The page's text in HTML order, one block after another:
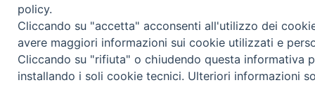
policy.
Cliccando su "accetta" acconsenti all'utilizzo dei
avere maggiori informazioni sui cookie utilizzati e
Cliccando su "rifiuta" o chiudendo questa informativa
installando i soli cookie tecnici. Ulteriori informazioni